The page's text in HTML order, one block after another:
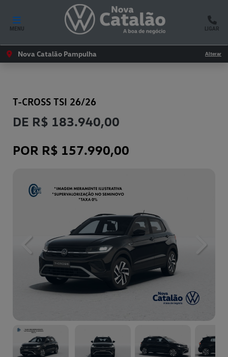
MENU LIGAR
Nova Catalão Pampulha Alterar
T-CROSS TSI 26/26
DE R$ 183.940,00
POR R$ 157.990,00
Previous Next